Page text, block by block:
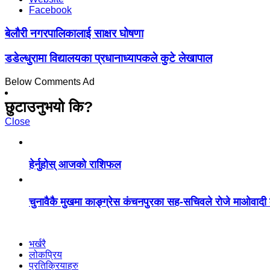
Facebook
बेलौरी नगरपालिकालाई साक्षर घोषणा
डडेल्धुरामा विद्यालयका प्रधानाध्यापकले कुटे लेखापाल
Below Comments Ad
छुटाउनुभयो कि?
Close
हेर्नुहोस् आजको राशिफल
चुनावैकै मुखमा काङ्ग्रेस कंचनपुरका सह-सचिवले रोजे माओवादी
भर्खरै
लोकप्रिय
प्रतिक्रियाहरु